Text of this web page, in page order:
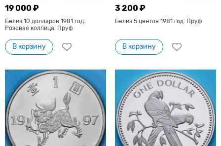
19 000 ₽
Белиз 10 долларов 1981 год.
Розовая колпица. Пруф
В корзину
3 200 ₽
Белиз 5 центов 1981 год. Пруф
В корзину